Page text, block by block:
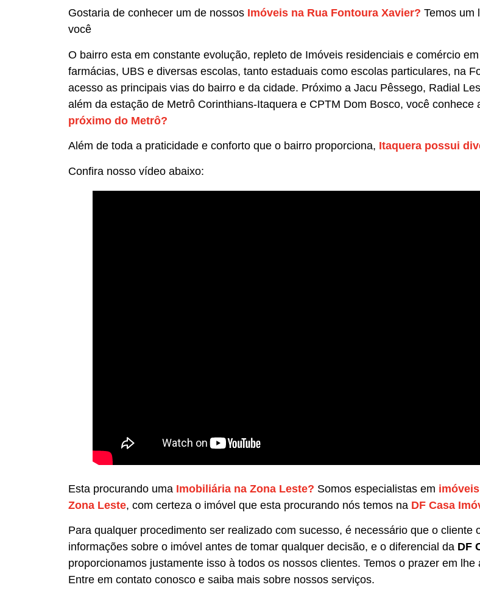
Gostaria de conhecer um de nossos Imóveis na Rua Fontoura Xavier? Temos um
você
O bairro esta em constante evolução, repleto de Imóveis residenciais e comércio
farmácias, UBS e diversas escolas, tanto estaduais como escolas particulares, na
acesso as principais vias do bairro e da cidade. Próximo a Jacu Pêssego, Radial
além da estação de Metrô Corinthians-Itaquera e CPTM Dom Bosco, você conhece
próximo do Metrô?
Além de toda a praticidade e conforto que o bairro proporciona, Itaquera possui
Confira nosso vídeo abaixo:
Esta procurando uma Imobiliária na Zona Leste? Somos especialistas em
Zona Leste, com certeza o imóvel que esta procurando nós temos na DF Casa
Para qualquer procedimento ser realizado com sucesso, é necessário que o cliente
informações sobre o imóvel antes de tomar qualquer decisão, e o diferencial da DF
proporcionamos justamente isso à todos os nossos clientes. Temos o prazer em lhe
Entre em contato conosco e saiba mais sobre nossos serviços.